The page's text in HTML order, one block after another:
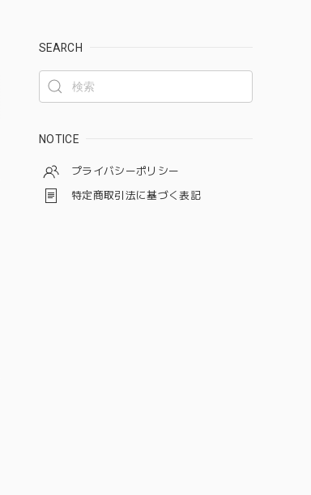
SEARCH
NOTICE
プライバシーポリシー
特定商取引法に基づく表記